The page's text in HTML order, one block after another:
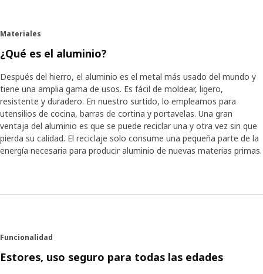
Materiales
¿Qué es el aluminio?
Después del hierro, el aluminio es el metal más usado del mundo y
tiene una amplia gama de usos. Es fácil de moldear, ligero,
resistente y duradero. En nuestro surtido, lo empleamos para
utensilios de cocina, barras de cortina y portavelas. Una gran
ventaja del aluminio es que se puede reciclar una y otra vez sin que
pierda su calidad. El reciclaje solo consume una pequeña parte de la
energía necesaria para producir aluminio de nuevas materias primas.
Funcionalidad
Estores, uso seguro para todas las edades